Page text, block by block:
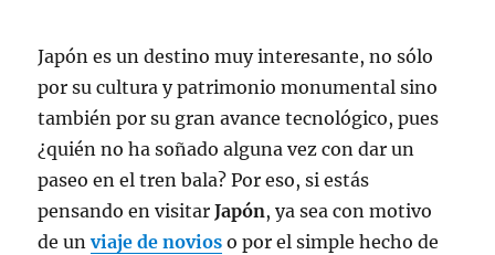
Japón es un destino muy interesante, no sólo
por su cultura y patrimonio monumental sino
también por su gran avance tecnológico, pues
¿quién no ha soñado alguna vez con dar un
paseo en el tren bala? Por eso, si estás
pensando en visitarJapón, ya sea con motivo
de unviaje de novios o por el simple hecho de